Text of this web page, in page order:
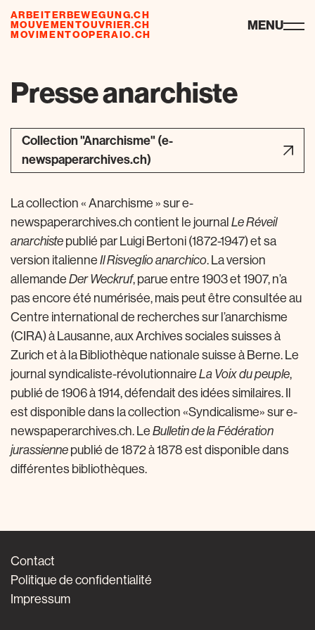
ARBEITERBEWEGUNG.CH
MOUVEMENTOUVRIER.CH
MOVIMENTOOPERAIO.CH
ressources MENU
Presse anarchiste
Collection "Anarchisme" (e-
newspaperarchives.ch)
La collection « Anarchisme » sur e-
newspaperarchives.ch contient le journal Le Réveil
anarchiste publié par Luigi Bertoni (1872-1947) et sa
version italienne Il Risveglio anarchico. La version
allemande Der Weckruf, parue entre 1903 et 1907, n’a
pas encore été numérisée, mais peut être consultée au
Centre international de recherches sur l’anarchisme
(CIRA) à Lausanne, aux Archives sociales suisses à
Zurich et à la Bibliothèque nationale suisse à Berne. Le
journal syndicaliste-révolutionnaire La Voix du peuple,
publié de 1906 à 1914, défendait des idées similaires. Il
est disponible dans la collection «Syndicalisme» sur e-
newspaperarchives.ch. Le Bulletin de la Fédération
jurassienne publié de 1872 à 1878 est disponible dans
différentes bibliothèques.
Contact
Politique de confidentialité
Impressum